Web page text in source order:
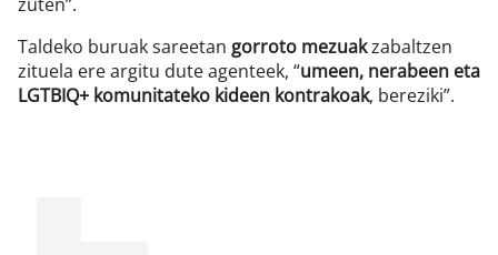
Taldeko buruak sareetan gorroto mezuakzabaltzen
zituela ere argitu dute agenteek, “umeen, nerabeen eta
LGTBIQ+ komunitateko kideen kontrakoak, bereziki”.